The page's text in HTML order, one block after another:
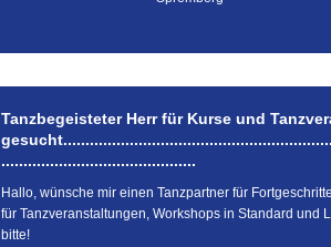
Tanzbegeisteter Herr für Kurse und
............................................
Hallo, wünsche mir einen Tanzpartner für
für Tanzveranstaltungen, Workshops in Standard und
bitte!